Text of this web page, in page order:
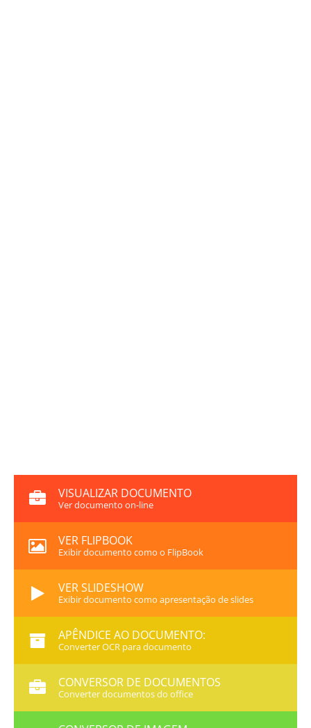
VISUALIZAR DOCUMENTO
Ver documento on-line
VER FLIPBOOK
Exibir documento como o FlipBook
VER SLIDESHOW
Exibir documento como apresentação de slides
APÊNDICE AO DOCUMENTO:
Converter OCR para documento
CONVERSOR DE DOCUMENTOS
Converter documentos do office